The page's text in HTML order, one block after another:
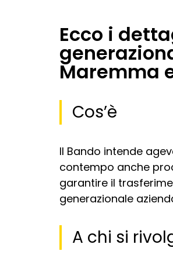
Ecco i
Maremma
Cos’è
Il Bando intende
contempo anche
garantire il
generazionale
A chi si